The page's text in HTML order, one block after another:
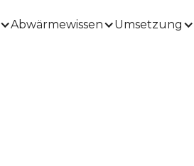
Abwärmewissen Umsetzung